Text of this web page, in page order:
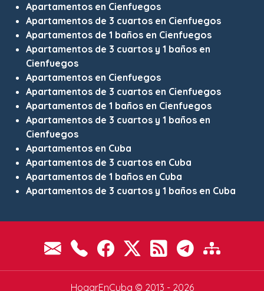
Apartamentos en Cienfuegos
Apartamentos de 3 cuartos en Cienfuegos
Apartamentos de 1 baños en Cienfuegos
Apartamentos de 3 cuartos y 1 baños en
Cienfuegos
Apartamentos en Cienfuegos
Apartamentos de 3 cuartos en Cienfuegos
Apartamentos de 1 baños en Cienfuegos
Apartamentos de 3 cuartos y 1 baños en
Cienfuegos
Apartamentos en Cuba
Apartamentos de 3 cuartos en Cuba
Apartamentos de 1 baños en Cuba
Apartamentos de 3 cuartos y 1 baños en Cuba
HogarEnCuba © 2013 - 2026